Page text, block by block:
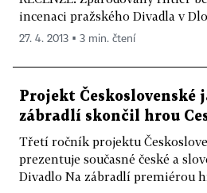
incenaci pražského Divadla v
27. 4. 2013 ▪ 3 min. čtení
Projekt Československé
zábradlí skončil hrou
Třetí ročník projektu
prezentuje současné české a
Divadlo Na zábradlí premiérou